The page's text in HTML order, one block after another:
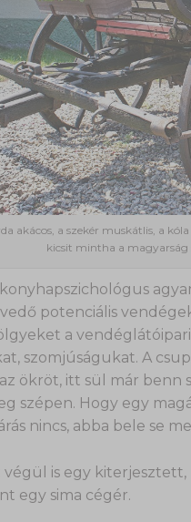
akácos, a szekér muskátlis, a
kicsit mintha a magyarság
potenciális
a
szomjúságukat. A
ökröt, itt sül már benn
szépen. Hogy egy
nincs, abba bele se
végül is egy
egy sima cégér.